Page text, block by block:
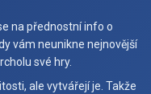
na přednostní info o
vám neunikne nejnovější
své hry.
ale vytvářejí je. Takže